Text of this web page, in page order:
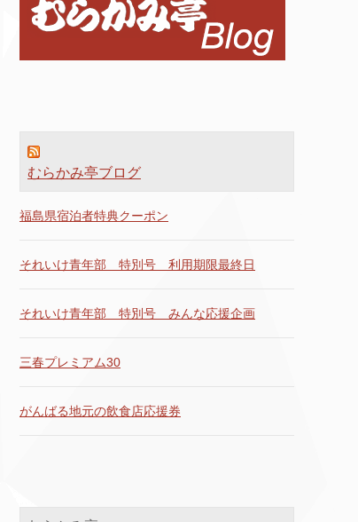
むらかみ亭ブログ
福島県宿泊者特典クーポン
それいけ青年部 特別号 利用期限最終日
それいけ青年部 特別号 みんな応援企画
三春プレミアム30
がんばる地元の飲食店応援券